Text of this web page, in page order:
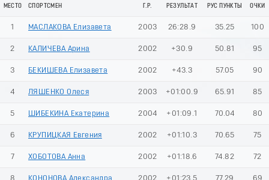
8
МЕСТО СПОРТСМЕН Г.Р. РЕЗУЛЬТАТ РУС ПУНКТЫ ОЧКИ
1 МАСЛАКОВА Елизавета 2003 26:28.9 35.25 100
2 КАЛИЧЕВА Арина 2002 +30.9 50.81 95
3 БЕКИШЕВА Елизавета 2002 +43.3 57.05 90
4 ЛЯШЕНКО Олеся 2003 +01:00.9 65.91 85
5 ШИБЕКИНА Екатерина 2004 +01:09.1 70.04 80
6 КРУПИЦКАЯ Евгения 2002 +01:10.3 70.65 75
7 ХОБОТОВА Анна 2002 +01:18.6 74.82 72
8 КОНОНОВА Александра 2002 +01:23.5 77.29 69